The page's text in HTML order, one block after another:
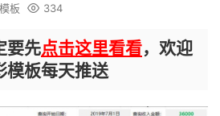
板 334
要先点击这里看看，欢迎
模板每天推送